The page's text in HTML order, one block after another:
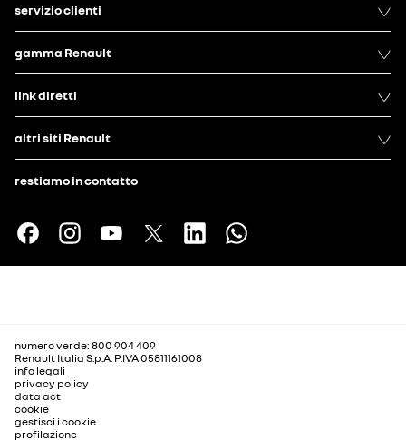
servizio clienti
gamma Renault
link diretti
altri siti Renault
restiamo in contatto
numero verde: 800 904 409
Renault Italia S.p.A. P.IVA 05811161008
info legali
privacy policy
data act
cookie
gestisci i cookie
profilazione